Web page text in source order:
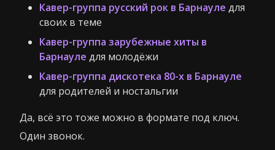
Кавер-группа русский рок в Барнауле для
своих в теме
Кавер-группа зарубежные хиты в
Барнауле для молодёжи
Кавер-группа дискотека 80-х в Барнауле
для родителей и ностальгии
Да, всё это тоже можно в формате под ключ.
Один звонок.